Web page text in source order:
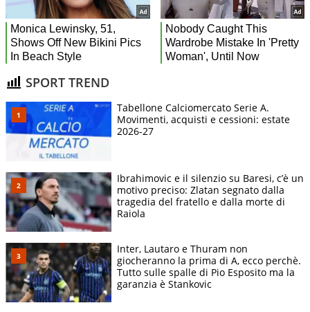
SPORT TREND
Tabellone Calciomercato Serie A.
Movimenti, acquisti e cessioni: estate
2026-27
Ibrahimovic e il silenzio su Baresi, c’è un
motivo preciso: Zlatan segnato dalla
tragedia del fratello e dalla morte di
Raiola
Inter, Lautaro e Thuram non
giocheranno la prima di A, ecco perchè.
Tutto sulle spalle di Pio Esposito ma la
garanzia è Stankovic